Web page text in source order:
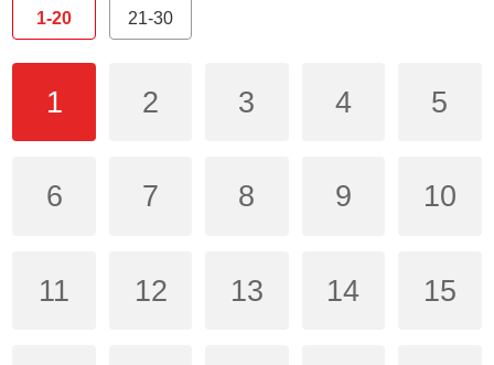
1-20 21-30
1 2 3 4 5
6 7 8 9 10
11 12 13 14 15